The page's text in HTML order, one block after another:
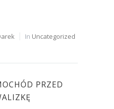
In Uncategorized
PRZED